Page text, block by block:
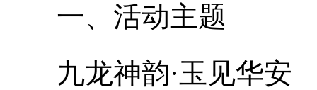
一、活动主题
九龙神韵·玉见华安